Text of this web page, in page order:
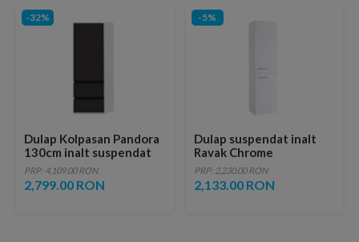
-32%
Dulap Kolpasan Pandora
130cm inalt suspendat
negru
PRP: 4,109.00 RON
2,799.00 RON
-5%
Dulap suspendat inalt
Ravak Chrome
39x29xH150 cm, stanga,
alb
PRP: 2,230.00 RON
2,133.00 RON